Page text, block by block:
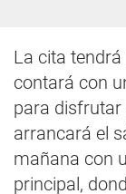
La cita
contará con
para disfrutar
arrancará el
mañana con
principal,